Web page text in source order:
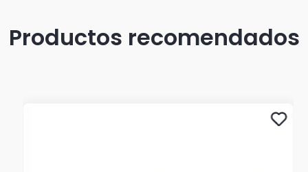
Productos recomendados